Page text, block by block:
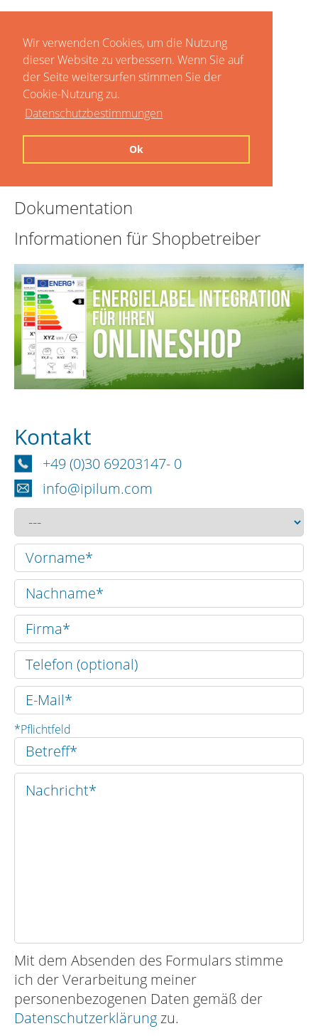
Wir verwenden Cookies, um die Nutzung
dieser Website zu verbessern. Wenn Sie auf
der Seite weitersurfen stimmen Sie der
Cookie-Nutzung zu.
Datenschutzbestimmungen
Ok
Dokumentation
Informationen für Shopbetreiber
Kontakt
+49 (0)30 69203147- 0
info@ipilum.com
*Pflichtfeld
Mit dem Absenden des Formulars stimme
ich der Verarbeitung meiner
personenbezogenen Daten gemäß der
Datenschutzerklärungzu.